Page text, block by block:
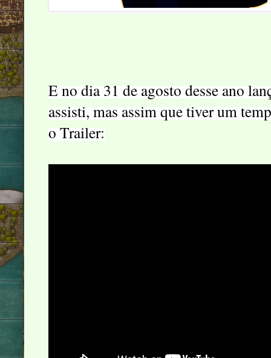
E no dia 31 de agosto desse ano
assisti, mas assim que tiver um
o Trailer: